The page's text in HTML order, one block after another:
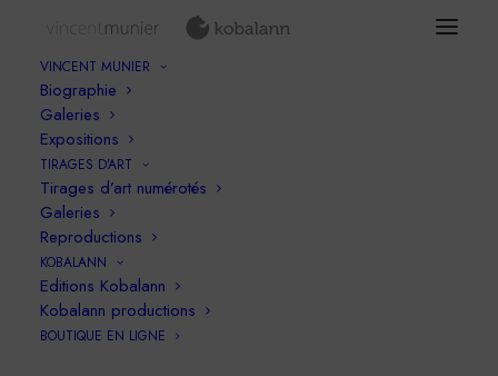
VINCENT MUNIER
Biographie
Galeries
Expositions
TIRAGES D’ART
Tirages d’art numérotés
Galeries
Reproductions
KOBALANN
Editions Kobalann
Kobalann productions
BOUTIQUE EN LIGNE